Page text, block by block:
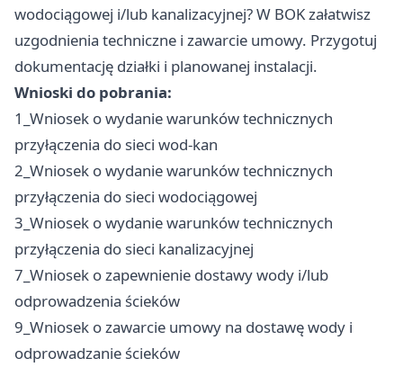
wodociągowej i/lub kanalizacyjnej? W BOK załatwisz
uzgodnienia techniczne i zawarcie umowy. Przygotuj
dokumentację działki i planowanej instalacji.
Wnioski do pobrania:
1_Wniosek o wydanie warunków technicznych
przyłączenia do sieci wod-kan
2_Wniosek o wydanie warunków technicznych
przyłączenia do sieci wodociągowej
3_Wniosek o wydanie warunków technicznych
przyłączenia do sieci kanalizacyjnej
7_Wniosek o zapewnienie dostawy wody i/lub
odprowadzenia ścieków
9_Wniosek o zawarcie umowy na dostawę wody i
odprowadzanie ścieków